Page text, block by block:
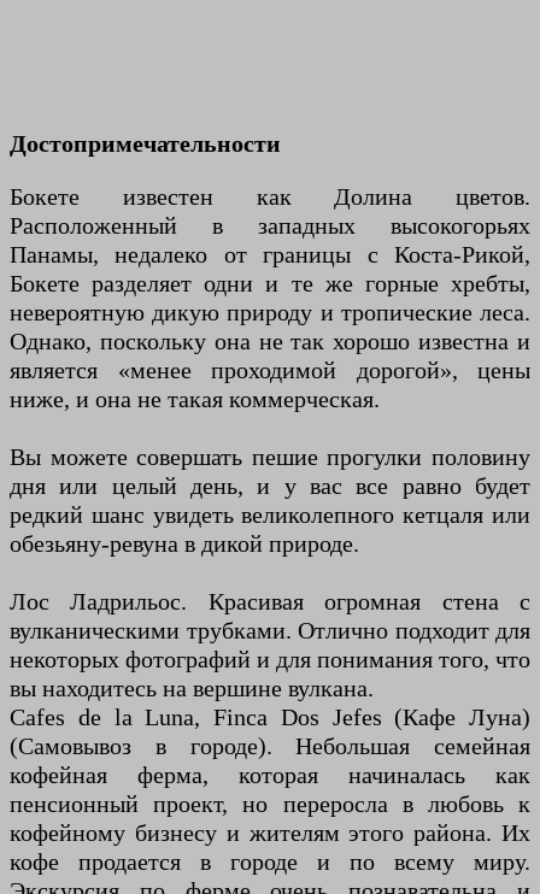
Достопримечательности
Бокете известен как Долина цветов.
Расположенный в западных высокогорьях
Панамы, недалеко от границы с Коста-Рикой,
Бокете разделяет одни и те же горные хребты,
невероятную дикую природу и тропические леса.
Однако, поскольку она не так хорошо известна и
является «менее проходимой дорогой», цены
ниже, и она не такая коммерческая.
Вы можете совершать пешие прогулки половину
дня или целый день, и у вас все равно будет
редкий шанс увидеть великолепного кетцаля или
обезьяну-ревуна в дикой природе.
Лос Ладрильос. Красивая огромная стена с
вулканическими трубками. Отлично подходит для
некоторых фотографий и для понимания того, что
вы находитесь на вершине вулкана.
Cafes de la Luna, Finca Dos Jefes (Кафе Луна)
(Самовывоз в городе). Небольшая семейная
кофейная ферма, которая начиналась как
пенсионный проект, но переросла в любовь к
кофейному бизнесу и жителям этого района. Их
кофе продается в городе и по всему миру.